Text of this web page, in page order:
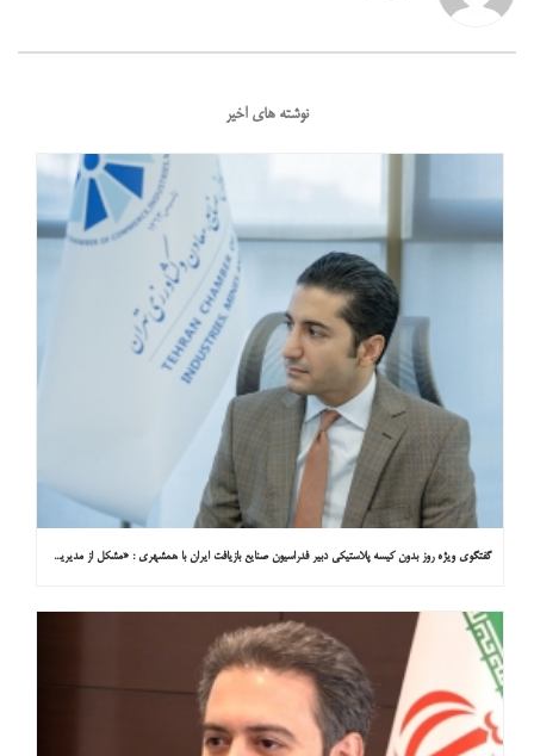
نوشته های اخیر
گفتگوی ویژه روز بدون کیسه پلاستیکی دبیر فدراسیون صنایع بازیافت ایران با همشهری : «مشکل از مدیریت پسماند پلاستیکی است، نه کیسه پلاستیکی»